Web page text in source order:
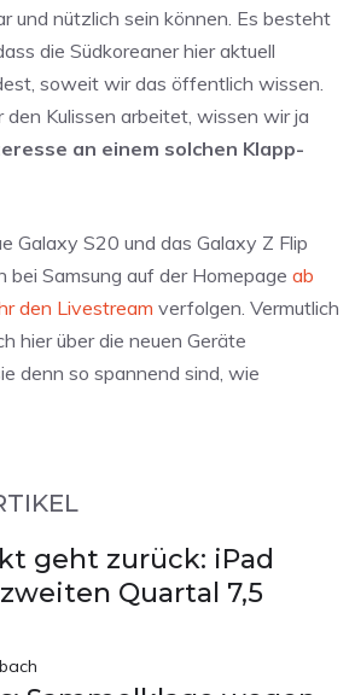
und nützlich sein können. Es besteht
die Südkoreaner hier aktuell
soweit wir das öffentlich wissen.
Kulissen arbeitet, wissen wir ja
an einem solchen Klapp-
Galaxy S20 und das Galaxy Z Flip
bei Samsung auf der Homepage ab
den Livestream verfolgen. Vermutlich
hier über die neuen Geräte
denn so spannend sind, wie
geht zurück: iPad
Quartal 7,5